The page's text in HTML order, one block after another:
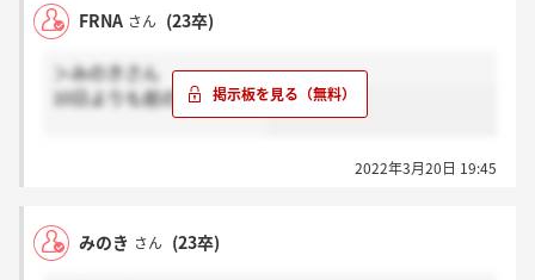
FRNA さん (23卒)
＞みのきさん
10日よりも前の日程です。
2022年3月20日 19:45
みのき さん (23卒)